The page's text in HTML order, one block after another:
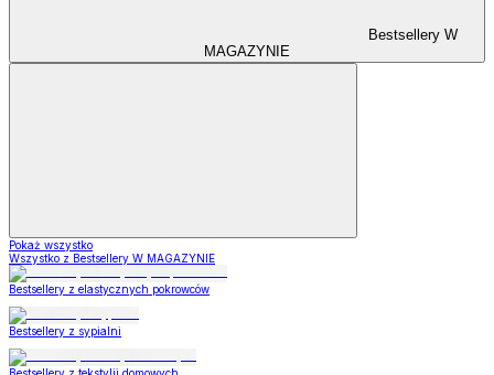
Bestsellery W
MAGAZYNIE
Pokaż wszystko
Wszystko z Bestsellery W MAGAZYNIE
Bestsellery z elastycznych pokrowców
Bestsellery z sypialni